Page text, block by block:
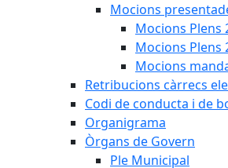
Mocions
Mocions Plens
Mocions Plens
Mocions
Retribucions càrrecs
Codi de conducta i de
Organigrama
Òrgans de Govern
Ple Municipal